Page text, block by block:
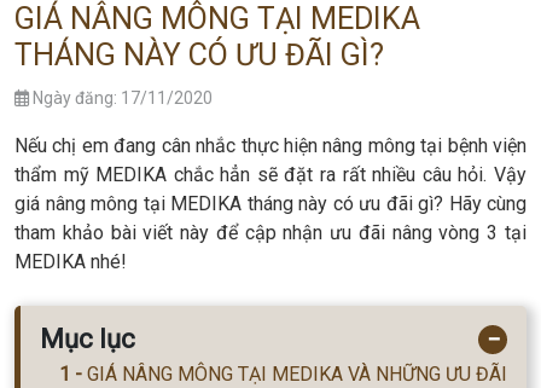
GIÁ NÂNG MÔNG TẠI MEDIKA
THÁNG NÀY CÓ ƯU ĐÃI GÌ?
Ngày đăng: 17/11/2020
Nếu chị em đang cân nhắc thực hiện nâng mông tại bệnh viện
thẩm mỹ MEDIKA chắc hẳn sẽ đặt ra rất nhiều câu hỏi. Vậy
giá nâng mông tại MEDIKA tháng này có ưu đãi gì? Hãy cùng
tham khảo bài viết này để cập nhận ưu đãi nâng vòng 3 tại
MEDIKA nhé!
Mục lục −
GIÁ NÂNG MÔNG TẠI MEDIKA VÀ NHỮNG ƯU ĐÃI